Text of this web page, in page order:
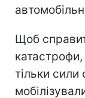
Щоб
тільки сили